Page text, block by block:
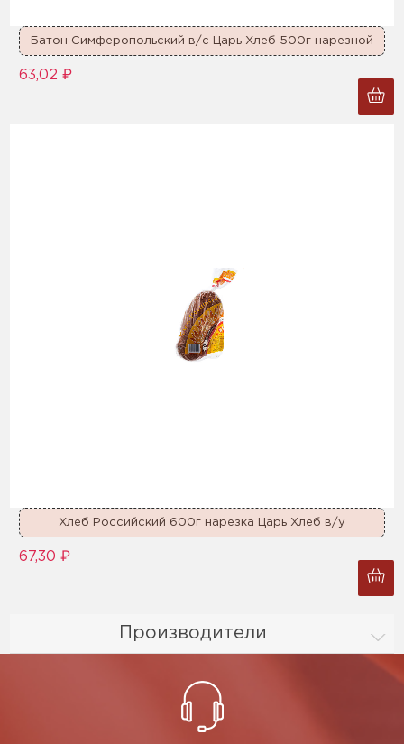
Производители
Батон Симферопольский в/с Царь Хлеб 500г нарезной
63,02 ₽
Хлеб Российский 600г нарезка Царь Хлеб в/у
67,30 ₽